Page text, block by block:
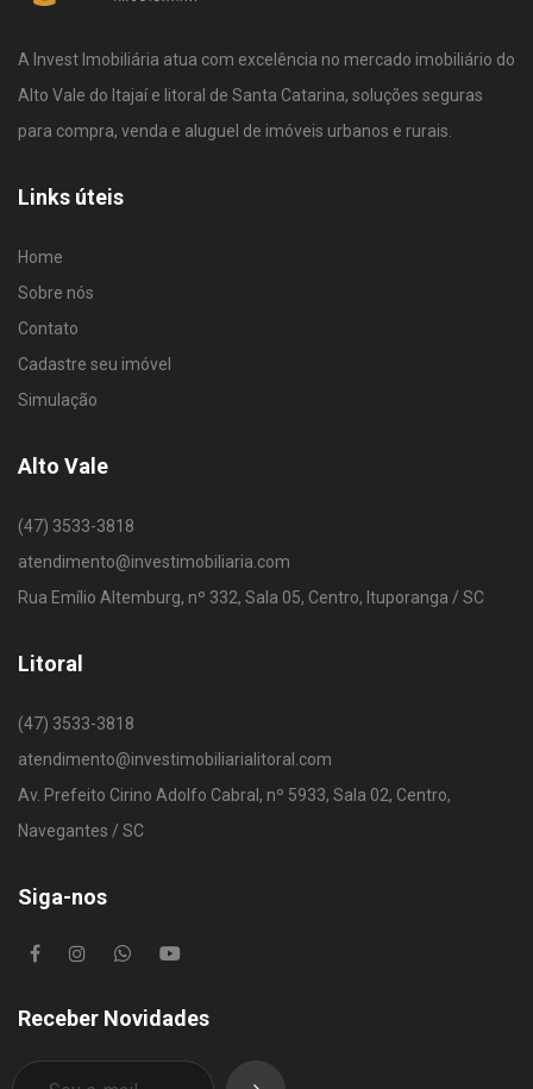
A Invest Imobiliária atua com excelência no mercado imobiliário do
Alto Vale do Itajaí e litoral de Santa Catarina, soluções seguras
para compra, venda e aluguel de imóveis urbanos e rurais.
Links úteis
Home
Sobre nós
Contato
Cadastre seu imóvel
Simulação
Alto Vale
(47) 3533-3818
atendimento@investimobiliaria.com
Rua Emílio Altemburg, nº 332, Sala 05, Centro, Ituporanga / SC
Litoral
(47) 3533-3818
atendimento@investimobiliarialitoral.com
Av. Prefeito Cirino Adolfo Cabral, nº 5933, Sala 02, Centro,
Navegantes / SC
Siga-nos
Receber Novidades